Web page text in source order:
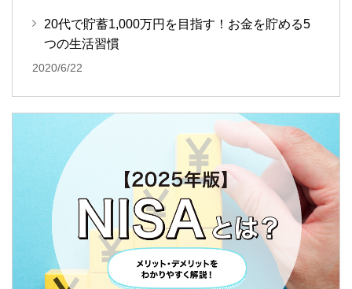
20代で貯蓄1,000万円を目指す！お金を貯める5
つの生活習慣
2020/6/22